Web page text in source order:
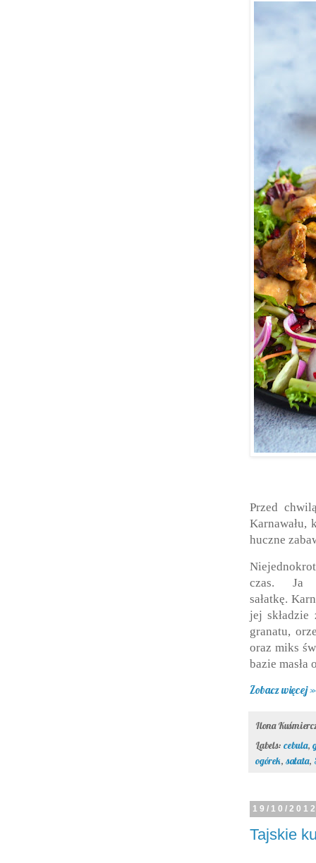
Przed
Karnawału,
huczne
czas. Ja
sałatkę.
jej składzie
granatu,
oraz miks
bazie
Zobacz więcej »
Ilona
Labels: cebula,
ogórek, sałata,
19/10/
Tajskie